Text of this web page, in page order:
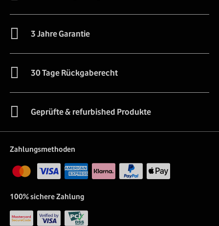
3 Jahre Garantie
30 Tage Rückgaberecht
Geprüfte & refurbished Produkte
Zahlungsmethoden
100% sichere Zahlung